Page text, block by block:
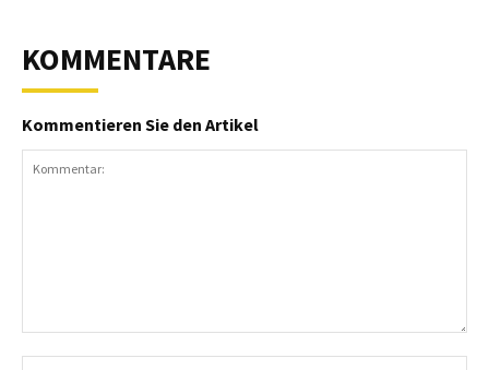
KOMMENTARE
Kommentieren Sie den Artikel